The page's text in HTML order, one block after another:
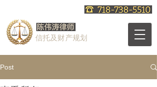
信托及财产规划
Post